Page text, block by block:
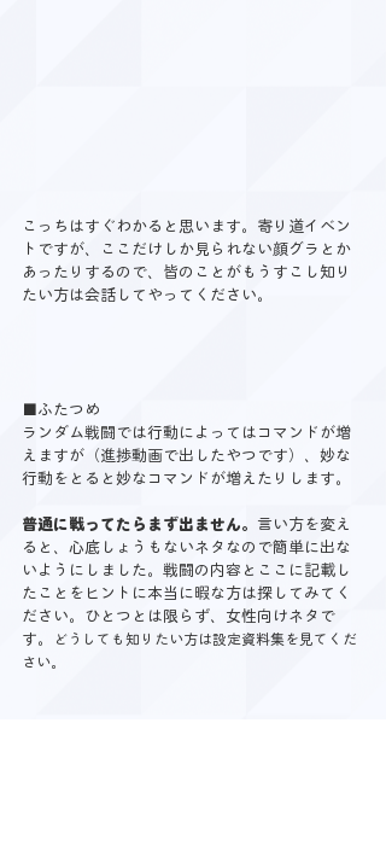
こっちはすぐわかると思います。寄り道イベン
トですが、ここだけしか見られない顔グラとか
あったりするので、皆のことがもうすこし知り
たい方は会話してやってください。
■ふたつめ
ランダム戦闘では行動によってはコマンドが増
えますが（進捗動画で出したやつです）、妙な
行動をとると妙なコマンドが増えたりします。
普通に戦ってたらまず出ません。 言い方を変え
ると、心底しょうもないネタなので簡単に出な
いようにしました。戦闘の内容とここに記載し
たことをヒントに本当に暇な方は探してみてく
ださい。ひとつとは限らず、女性向けネタで
す。
どうしても知りたい方は設定資料集を見てくだ
さい。